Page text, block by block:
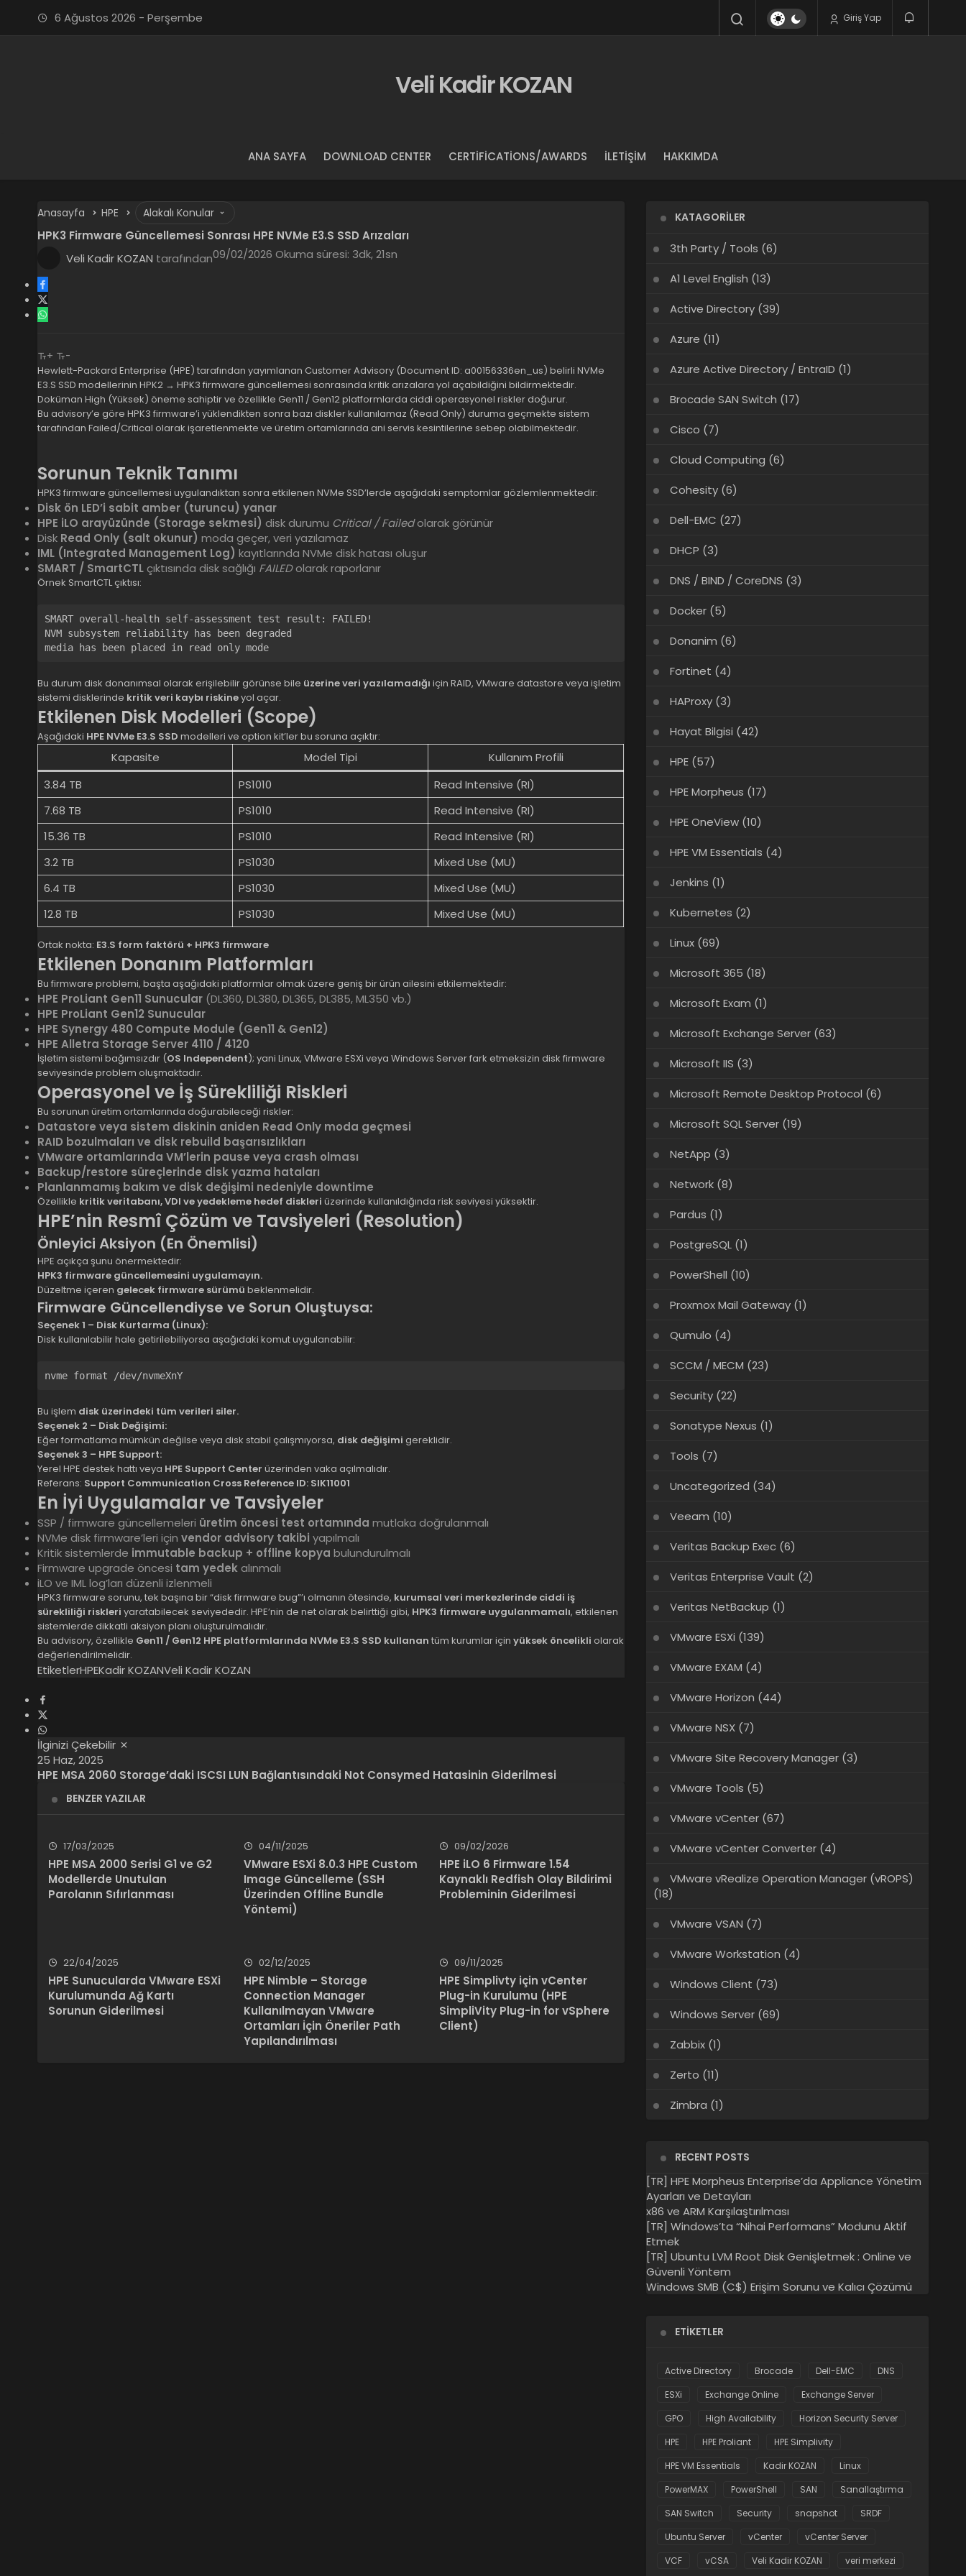
6 Ağustos 2026 - Perşembe Giriş Yap
Veli Kadir KOZAN
ANA SAYFA DOWNLOAD CENTER CERTIFICATIONS/AWARDS İLETIŞIM HAKKIMDA
Anasayfa HPE Alakalı Konular
HPK3 Firmware Güncellemesi Sonrası HPE NVMe E3.S SSD Arızaları
Veli Kadir KOZAN tarafından09/02/2026 Okuma süresi: 3dk, 21sn
+
-
Hewlett-Packard Enterprise (HPE) tarafından yayımlanan Customer Advisory (Document ID: a00156336en_us) belirli NVMe
E3.S SSD modellerinin HPK2 → HPK3 firmware güncellemesi sonrasında kritik arızalara yol açabildiğini bildirmektedir.
Doküman High (Yüksek) öneme sahiptir ve özellikle Gen11 / Gen12 platformlarda ciddi operasyonel riskler doğurur.
Bu advisory’e göre HPK3 firmware’i yüklendikten sonra bazı diskler kullanılamaz (Read Only) duruma geçmekte sistem
tarafından Failed/Critical olarak işaretlenmekte ve üretim ortamlarında ani servis kesintilerine sebep olabilmektedir.
Sorunun Teknik Tanımı
HPK3 firmware güncellemesi uygulandıktan sonra etkilenen NVMe SSD’lerde aşağıdaki semptomlar gözlemlenmektedir:
Disk ön LED’i sabit amber (turuncu) yanar
HPE iLO arayüzünde (Storage sekmesi) disk durumu Critical / Failedolarak görünür
Disk Read Only (salt okunur) moda geçer, veri yazılamaz
IML (Integrated Management Log) kayıtlarında NVMe disk hatası oluşur
SMART / SmartCTLçıktısında disk sağlığı FAILEDolarak raporlanır
Örnek SmartCTL çıktısı:
SMART overall-health self-assessment test result: FAILED!
NVM subsystem reliability has been degraded
Bu durum disk donanımsal olarak erişilebilir görünse bile üzerine veri yazılamadığı için RAID, VMware datastore veya işletim
sistemi disklerinde kritik veri kaybı riskineyol açar.
Etkilenen Disk Modelleri (Scope)
Aşağıdaki HPE NVMe E3.S SSD modelleri ve option kit’ler bu soruna açıktır:
Kapasite Model Tipi
Kullanım Profili
3.84 TB
PS1010
Read Intensive (RI)
7.68 TB
PS1010
Read Intensive (RI)
15.36 TB
PS1010
Read Intensive (RI)
3.2 TB
PS1030
Mixed Use (MU)
6.4 TB
PS1030
Mixed Use (MU)
12.8 TB
PS1030 Mixed Use (MU)
Ortak nokta: E3.S form faktörü + HPK3 firmware
Etkilenen Donanım Platformları
Bu firmware problemi, başta aşağıdaki platformlar olmak üzere geniş bir ürün ailesini etkilemektedir:
HPE ProLiant Gen11 Sunucular (DL360, DL380, DL365, DL385, ML350 vb.)
HPE ProLiant Gen12 Sunucular
HPE Synergy 480 Compute Module (Gen11 & Gen12)
HPE Alletra Storage Server 4110 / 4120
İşletim sistemi bağımsızdır (OS Independent); yani Linux, VMware ESXi veya Windows Server fark etmeksizin disk firmware
seviyesinde problem oluşmaktadır.
Operasyonel ve İş Sürekliliği Riskleri
Bu sorunun üretim ortamlarında doğurabileceği riskler:
Datastore veya sistem diskinin aniden Read Only moda geçmesi
RAID bozulmaları ve disk rebuild başarısızlıkları
VMware ortamlarında VM’lerin pause veya crash olması
Backup/restore süreçlerinde disk yazma hataları
Planlanmamış bakım ve disk değişimi nedeniyle downtime
Özellikle kritik veritabanı, VDI ve yedekleme hedef diskleri üzerinde kullanıldığında risk seviyesi yüksektir.
HPE’nin Resmî Çözüm ve Tavsiyeleri (Resolution)
Önleyici Aksiyon (En Önemlisi)
HPE açıkça şunu önermektedir:
HPK3 firmware güncellemesini uygulamayın.
Düzeltme içeren gelecek firmware sürümü beklenmelidir.
Firmware Güncellendiyse ve Sorun Oluştuysa:
Seçenek 1 – Disk Kurtarma (Linux):
Disk kullanılabilir hale getirilebiliyorsa aşağıdaki komut uygulanabilir:
Bu işlem disk üzerindeki tüm verileri siler.
Seçenek 2 – Disk Değişimi:
Eğer formatlama mümkün değilse veya disk stabil çalışmıyorsa, disk değişimi gereklidir.
Seçenek 3 – HPE Support:
Yerel HPE destek hattı veya HPE Support Center üzerinden vaka açılmalıdır.
Referans: Support Communication Cross Reference ID: SIK11001
En İyi Uygulamalar ve Tavsiyeler
SSP / firmware güncellemeleri üretim öncesi test ortamında mutlaka doğrulanmalı
NVMe disk firmware’leri için vendor advisory takibi yapılmalı
Kritik sistemlerde immutable backup + offline kopya bulundurulmalı
Firmware upgrade öncesi tam yedekalınmalı
iLO ve IML log’ları düzenli izlenmeli
HPK3 firmware sorunu, tek başına bir “disk firmware bug”’ı olmanın ötesinde, kurumsal veri merkezlerinde ciddi iş
sürekliliği riskleri yaratabilecek seviyededir. HPE’nin de net olarak belirttiği gibi, HPK3 firmware uygulanmamalı, etkilenen
sistemlerde dikkatli aksiyon planı oluşturulmalıdır.
Bu advisory, özellikle Gen11 / Gen12 HPE platformlarında NVMe E3.S SSD kullanan tüm kurumlar için yüksek öncelikli olarak
değerlendirilmelidir.
EtiketlerHPEKadir KOZANVeli Kadir KOZAN
İlginizi Çekebilir
25 Haz, 2025
HPE MSA 2060 Storage’daki ISCSI LUN Bağlantısındaki Not Consymed Hatasinin Giderilmesi
BENZER YAZILAR
17/03/2025
HPE MSA 2000 Serisi G1 ve G2
Modellerde Unutulan
Parolanın Sıfırlanması
04/11/2025
VMware ESXi 8.0.3 HPE Custom
Image Güncelleme (SSH
Üzerinden Offline Bundle
Yöntemi)
09/02/2026
HPE iLO 6 Firmware 1.54
Kaynaklı Redfish Olay Bildirimi
Probleminin Giderilmesi
22/04/2025
HPE Sunucularda VMware ESXi
Kurulumunda Ağ Kartı
Sorunun Giderilmesi
02/12/2025
HPE Nimble – Storage
Connection Manager
Kullanılmayan VMware
Ortamları İçin Öneriler Path
Yapılandırılması
09/11/2025
HPE Simplivty için vCenter
Plug-in Kurulumu (HPE
SimpliVity Plug-in for vSphere
Client)
KATAGORILER
3th Party / Tools (6)
A1 Level English (13)
Active Directory(39)
Azure (11)
Azure Active Directory / EntraID (1)
Brocade SAN Switch (17)
Cisco (7)
Cloud Computing (6)
Cohesity(6)
Dell-EMC (27)
DHCP (3)
DNS / BIND / CoreDNS (3)
Docker(5)
Donanim (6)
Fortinet (4)
HAProxy(3)
Hayat Bilgisi (42)
HPE(57)
HPE Morpheus (17)
HPE OneView(10)
HPE VM Essentials (4)
Jenkins (1)
Kubernetes (2)
Linux(69)
Microsoft 365 (18)
Microsoft Exam (1)
Microsoft Exchange Server(63)
Microsoft IIS (3)
Microsoft Remote Desktop Protocol (6)
Microsoft SQL Server(19)
NetApp (3)
Network(8)
Pardus (1)
PostgreSQL(1)
PowerShell (10)
Proxmox Mail Gateway(1)
Qumulo (4)
SCCM / MECM (23)
Security(22)
Sonatype Nexus (1)
Tools (7)
Uncategorized (34)
Veeam (10)
Veritas Backup Exec(6)
Veritas Enterprise Vault (2)
Veritas NetBackup (1)
VMware ESXi (139)
VMware EXAM (4)
VMware Horizon (44)
VMware NSX(7)
VMware Site Recovery Manager(3)
VMware Tools (5)
VMware vCenter(67)
VMware vCenter Converter(4)
VMware vRealize Operation Manager (vROPS)
(18)
VMware VSAN (7)
VMware Workstation (4)
Windows Client (73)
Windows Server(69)
Zabbix(1)
Zerto (11)
Zimbra (1)
RECENT POSTS
[TR] HPE Morpheus Enterprise’da Appliance Yönetim
Ayarları ve Detayları
x86 ve ARM Karşılaştırılması
[TR] Windows’ta “Nihai Performans” Modunu Aktif
Etmek
[TR] Ubuntu LVM Root Disk Genişletmek : Online ve
Güvenli Yöntem
Windows SMB (C$) Erişim Sorunu ve Kalıcı Çözümü
ETIKETLER
Active Directory Brocade Dell-EMC
DNS
ESXi
Exchange Online
Exchange Server
GPO
High Availability
Horizon Security Server
HPE
HPE Proliant
HPE Simplivity
HPE VM Essentials
Kadir KOZAN
Linux
PowerMAX
PowerShell SAN
Sanallaştırma
SAN Switch
Security snapshot
SRDF
Ubuntu Server
vCenter
vCenter Server
VCF
vCSA Veli Kadir KOZAN veri merkezi